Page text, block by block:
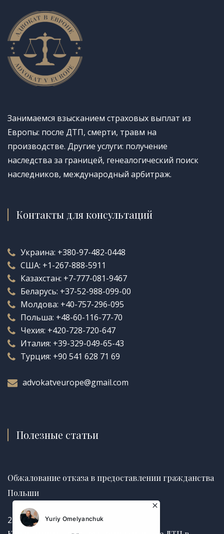
Занимаемся взысканием страховых выплат из
Европы: после ДТП, смерти, травм на
производстве. Другие услуги: получение
наследства за границей, генеалогический поиск
наследников, международный арбитраж.
Контакты для консультаций
Украина: +380-97-482-0448
США: +1-267-888-5911
Казахстан: +7-777-081-9467
Беларусь: +37-52-988-099-00
Молдова: +40-757-296-095
Польша: +48-60-116-77-70
Чехия: +420-728-720-647
Италия: +39-329-049-65-43
Турция: +90 541 628 71 69
advokatveurope@gmail.com
Полезные статьи
Обжалование отказа в предоставлении гражданства
Польши
25.06.2026